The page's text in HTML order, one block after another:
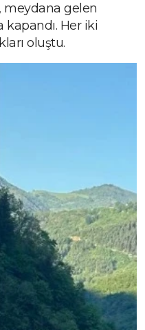
meydana gelen
kapandı. Her iki
oluştu.